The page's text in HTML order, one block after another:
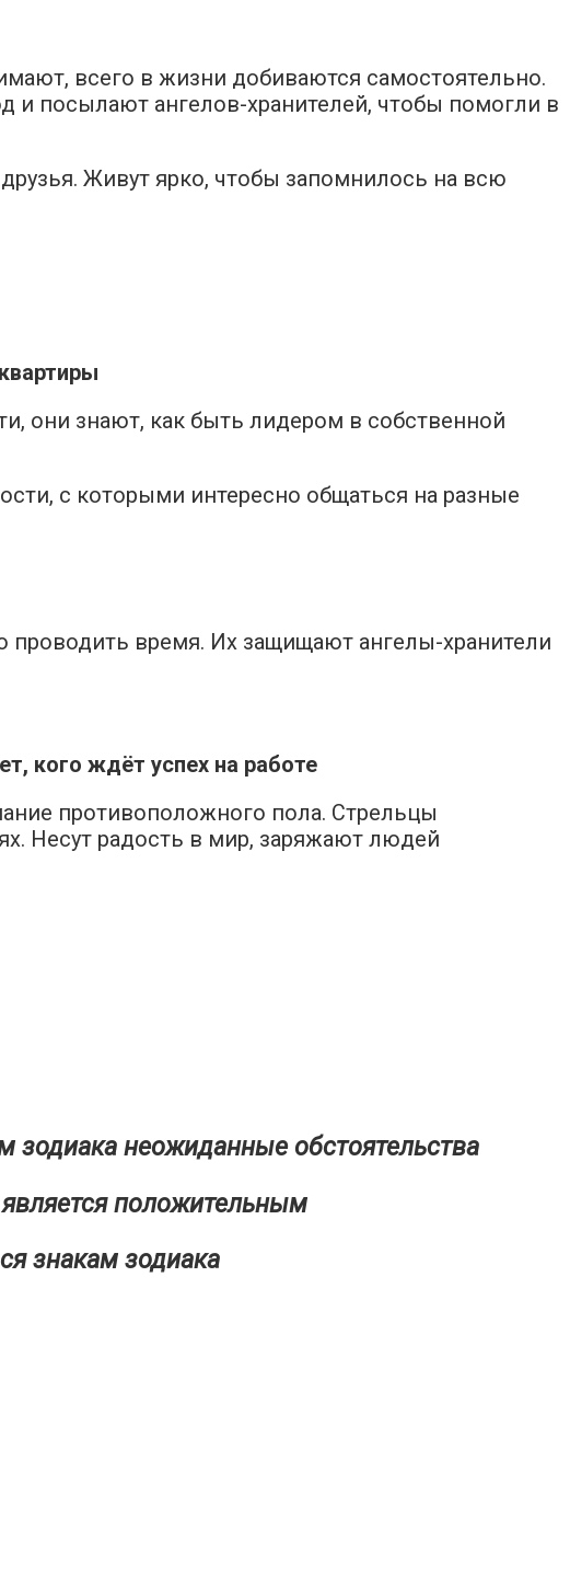
всего в жизни добиваются самостоятельно.
и посылают ангелов-хранителей, чтобы помогли в
Живут ярко, чтобы запомнилось на всю
они знают, как быть лидером в собственной
с которыми интересно общаться на разные
проводить время. Их защищают ангелы-хранители
кого ждёт успех на работе
противоположного пола. Стрельцы
Несут радость в мир, заряжают людей
зодиака неожиданные обстоятельства
положительным
знакам зодиака